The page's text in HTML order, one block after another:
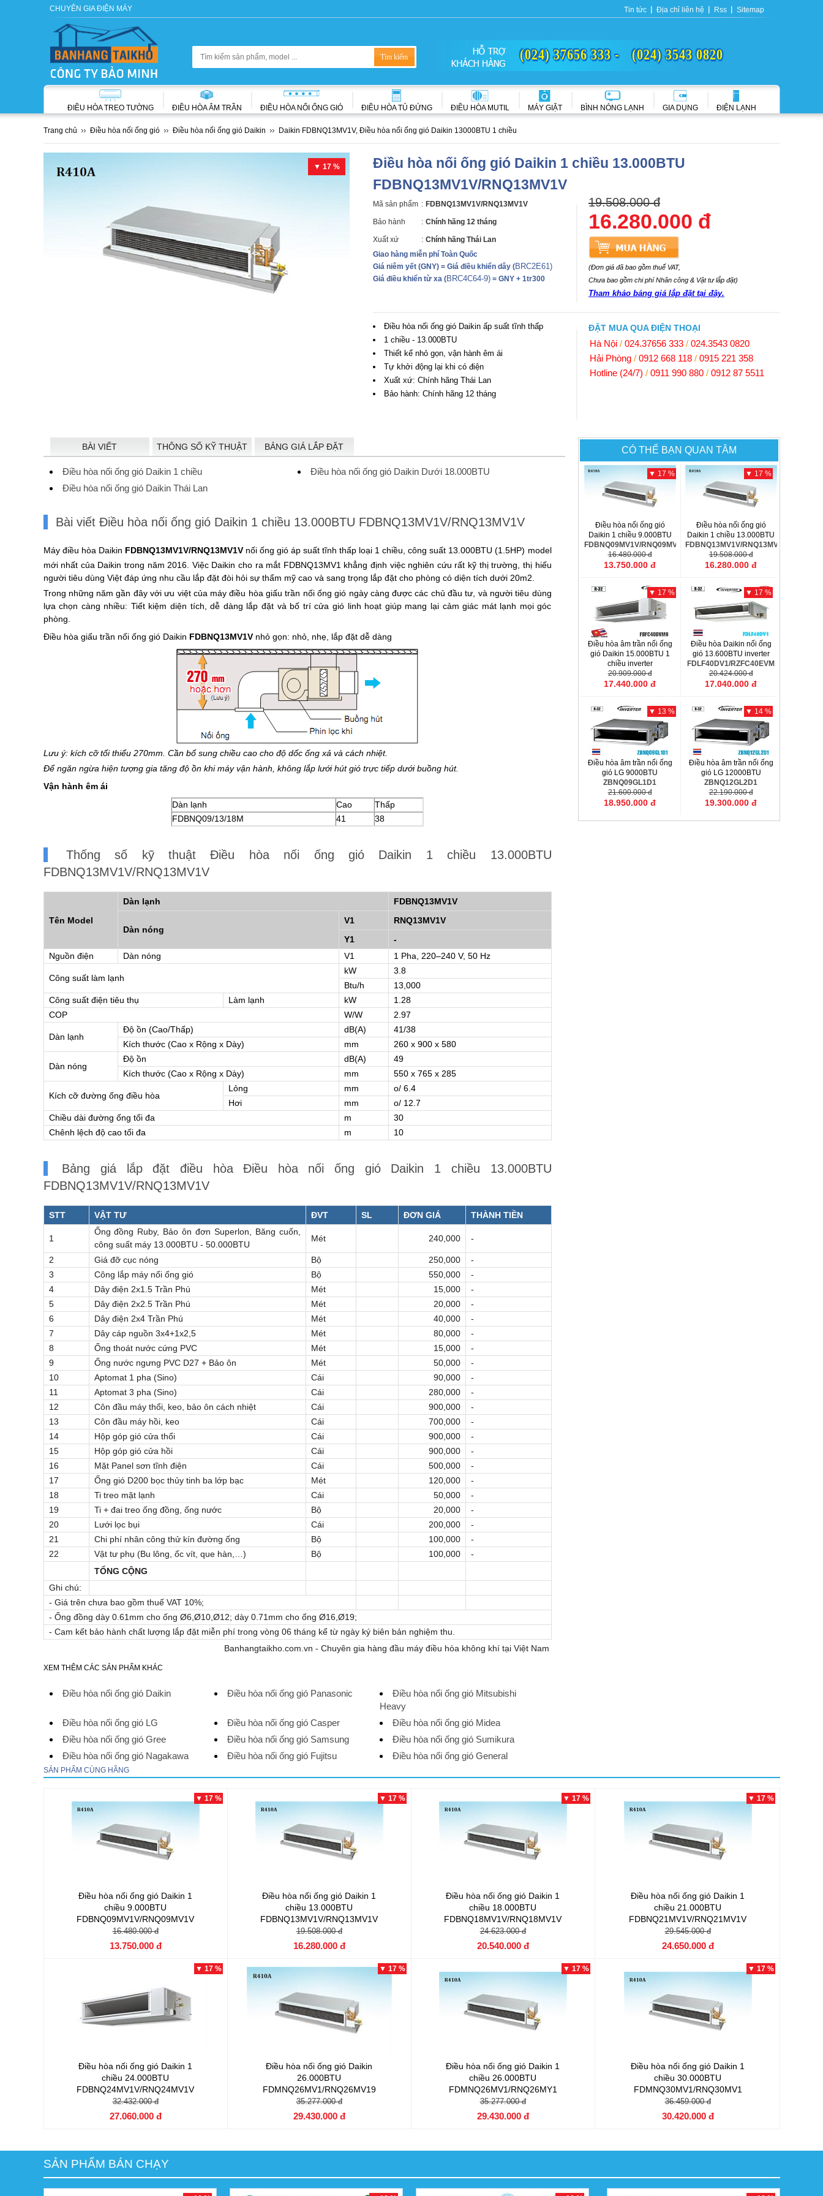
CHUYÊN GIA ĐIỆN MÁY Tin tức Địa chỉ liên hệ Rss Sitemap
(024) 37656 333 - (024) 3543 0820
ĐIỀU HÒA TREO TƯỜNG ĐIỀU HÒA ÂM TRẦN ĐIỀU HÒA NỐI ỐNG GIÓ ĐIỀU HÒA TỦ ĐỨNG ĐIỀU HÒA MUTIL MÁY GIẶT BÌNH NÓNG LẠNH GIA DỤNG ĐIỆN LẠNH
Trang chủ Điều hòa nối ống gió Điều hòa nối ống gió Daikin Daikin FDBNQ13MV1V, Điều hòa nối ống gió Daikin 13000BTU 1 chiều
▼ 17 %
Điều hòa nối ống gió Daikin 1 chiều 13.000BTU
FDBNQ13MV1V/RNQ13MV1V
Mã sản phẩm : FDBNQ13MV1V/RNQ13MV1V
Bảo hành : Chính hãng 12 tháng
Xuất xứ : Chính hãng Thái Lan
Giao hàng miễn phí Toàn Quốc
Giá niêm yết (GNY) = Giá điều khiển dây (BRC2E61)
Giá điều khiển từ xa (BRC4C64-9)= GNY + 1tr300
19.508.000 đ
16.280.000 đ
(Đơn giá đã bao gồm thuế VAT,
Chưa bao gồm chi phí Nhân công & Vật tư lắp đặt)
Tham khảo bảng giá lắp đặt tại đây.
Điều hòa nối ống gió Daikin ấp suất tĩnh thấp
1 chiều - 13.000BTU
Thiết kế nhỏ gọn, vận hành êm ái
Tự khởi động lại khi có điện
Xuất xứ: Chính hãng Thái Lan
Bảo hành: Chính hãng 12 tháng
ĐẶT MUA QUA ĐIỆN THOẠI
Hà Nội / 024.37656 333 / 024.3543 0820
Hải Phòng / 0912 668 118 / 0915 221 358
Hotline (24/7) / 0911 990 880 / 0912 87 5511
BÀI VIẾT THÔNG SỐ KỸ THUẬT BẢNG GIÁ LẮP ĐẶT
Điều hòa nối ống gió Daikin 1 chiều
Điều hòa nối ống gió Daikin Dưới 18.000BTU
Điều hòa nối ống gió Daikin Thái Lan
Bài viết Điều hòa nối ống gió Daikin 1 chiều 13.000BTU FDBNQ13MV1V/RNQ13MV1V
Máy điều hòa Daikin FDBNQ13MV1V/RNQ13MV1Vnối ống gió áp suất tĩnh thấp loại 1 chiều, công suất 13.000BTU (1.5HP) model
mới nhất của Daikin trong năm 2016. Việc Daikin cho ra mắt FDBNQ13MV1 khẳng định việc nghiên cứu rất kỹ thị trường, thị hiếu
người tiêu dùng Việt đáp ứng nhu cầu lắp đặt đòi hỏi sự thẩm mỹ cao và sang trọng lắp đặt cho phòng có diện tích dưới 20m2.
Trong những năm gần đây với ưu việt của máy điều hòa giấu trần nối ống gió ngày càng được các chủ đầu tư, và người tiêu dùng
lựa chọn càng nhiều: Tiết kiệm diện tích, dễ dàng lắp đặt và bố trí cửa gió linh hoạt giúp mang lại cảm giác mát lạnh mọi góc
phòng.
Điều hòa giấu trần nối ống gió Daikin FDBNQ13MV1V nhỏ gọn: nhỏ, nhẹ, lắp đặt dễ dàng
Lưu ý: kích cỡ tối thiểu 270mm. Cần bổ sung chiều cao cho độ dốc ống xả và cách nhiệt.
Để ngăn ngừa hiện tượng gia tăng độ ồn khi máy vận hành, không lắp lưới hút gió trực tiếp dưới buồng hút.
Vận hành êm ái
Dàn lạnh
Cao
Thấp
FDBNQ09/13/18M
41 38
Thống số kỹ thuật Điều hòa nối ống gió Daikin 1 chiều 13.000BTU
FDBNQ13MV1V/RNQ13MV1V
Tên Model
Dàn lạnh FDBNQ13MV1V
Dàn nóng
V1
RNQ13MV1V
Y1
-
Nguồn điện
Dàn nóng V1 1 Pha, 220–240 V, 50 Hz
Công suất làm lạnh
kW
3.8
Btu/h
13,000
Công suất điện tiêu thụ
Làm lạnh kW
1.28
COP
W/W 2.97
Dàn lạnh
Độ ồn (Cao/Thấp) dB(A)
41/38
Kích thước (Cao x Rộng x Dày)
mm 260 x 900 x 580
Dàn nóng
Độ ồn dB(A)
49
Kích thước (Cao x Rộng x Dày)
mm 550 x 765 x 285
Kích cỡ đường ống điều hòa
Lỏng mm
o/ 6.4
Hơi
mm
o/ 12.7
Chiều dài đường ống tối đa
m
30
Chênh lệch độ cao tối đa
m 10
Bảng giá lắp đặt điều hòa Điều hòa nối ống gió Daikin 1 chiều 13.000BTU
FDBNQ13MV1V/RNQ13MV1V
STT VẬT TƯ ĐVT SL ĐƠN GIÁ THÀNH TIỀN
1
Ống đồng Ruby, Bảo ôn đơn Superlon, Băng cuốn,
công suất máy 13.000BTU - 50.000BTU
Mét 240,000 -
2 Giá đỡ cục nóng Bộ 250,000
-
3
Công lắp máy nối ống gió Bộ 550,000
-
4
Dây điện 2x1.5 Trần Phú Mét 15,000
-
5
Dây điện 2x2.5 Trần Phú Mét 20,000
-
6
Dây điện 2x4 Trần Phú Mét 40,000
-
7
Dây cáp nguồn 3x4+1x2,5 Mét 80,000
-
8
Ống thoát nước cứng PVC Mét 15,000
-
9
Ống nước ngưng PVC D27 + Bảo ôn Mét 50,000
-
10
Aptomat 1 pha (Sino) Cái 90,000
-
11
Aptomat 3 pha (Sino) Cái 280,000
-
12
Côn đầu máy thổi, keo, bảo ôn cách nhiệt Cái 900,000
-
13
Côn đầu máy hồi, keo Cái 700,000
-
14
Hộp góp gió cửa thổi Cái 900,000
-
15
Hộp góp gió cửa hồi Cái 900,000
-
16
Mặt Panel sơn tĩnh điện Cái 500,000
-
17
Ống gió D200 bọc thủy tinh ba lớp bạc Mét 120,000
-
18
Ti treo mặt lạnh Cái 50,000
-
19
Ti + đai treo ống đồng, ống nước Bộ 20,000
-
20
Lưới lọc bụi Cái 200,000
-
21
Chi phí nhân công thử kín đường ống Bộ 100,000
-
22
Vật tư phụ (Bu lông, ốc vít, que hàn,…) Bộ 100,000
-
TỔNG CỘNG
Ghi chú:
- Giá trên chưa bao gồm thuế VAT 10%;
- Ống đồng dày 0.61mm cho ống Ø6,Ø10,Ø12; dày 0.71mm cho ống Ø16,Ø19;
- Cam kết bảo hành chất lượng lắp đặt miễn phí trong vòng 06 tháng kể từ ngày ký biên bản nghiệm thu.
Banhangtaikho.com.vn - Chuyên gia hàng đầu máy điều hòa không khí tại Việt Nam
XEM THÊM CÁC SẢN PHẨM KHÁC
Điều hòa nối ống gió Daikin Điều hòa nối ống gió Panasonic
Điều hòa nối ống gió Mitsubishi
Heavy
Điều hòa nối ống gió LG
Điều hòa nối ống gió Casper
Điều hòa nối ống gió Midea
Điều hòa nối ống gió Gree
Điều hòa nối ống gió Samsung
Điều hòa nối ống gió Sumikura
Điều hòa nối ống gió Nagakawa
Điều hòa nối ống gió Fujitsu Điều hòa nối ống gió General
CÓ THỂ BẠN QUAN TÂM
▼ 17 %
Điều hòa nối ống gió
Daikin 1 chiều 9.000BTU
FDBNQ09MV1V/RNQ09MV1V
16.480.000 đ
13.750.000 đ
▼ 17 %
Điều hòa nối ống gió
Daikin 1 chiều 13.000BTU
FDBNQ13MV1V/RNQ13MV1V
19.508.000 đ
16.280.000 đ
▼ 17 %
Điều hòa âm trần nối ống
gió Daikin 15.000BTU 1
chiều inverter
FBFC40DVM9/RZFC40EVM
20.909.000 đ
17.440.000 đ
▼ 17 %
Điều hòa Daikin nối ống
gió 13.600BTU inverter
FDLF40DV1/RZFC40EVM
20.424.000 đ
17.040.000 đ
▼ 13 %
Điều hòa âm trần nối ống
gió LG 9000BTU
ZBNQ09GL1D1
21.600.000 đ
18.950.000 đ
▼ 14 %
Điều hòa âm trần nối ống
gió LG 12000BTU
ZBNQ12GL2D1
22.190.000 đ
19.300.000 đ
SẢN PHẨM CÙNG HÃNG
▼ 17 %
Điều hòa nối ống gió Daikin 1
chiều 9.000BTU
FDBNQ09MV1V/RNQ09MV1V
16.480.000 đ
13.750.000 đ
▼ 17 %
Điều hòa nối ống gió Daikin 1
chiều 13.000BTU
FDBNQ13MV1V/RNQ13MV1V
19.508.000 đ
16.280.000 đ
▼ 17 %
Điều hòa nối ống gió Daikin 1
chiều 18.000BTU
FDBNQ18MV1V/RNQ18MV1V
24.623.000 đ
20.540.000 đ
▼ 17 %
Điều hòa nối ống gió Daikin 1
chiều 21.000BTU
FDBNQ21MV1V/RNQ21MV1V
29.545.000 đ
24.650.000 đ
▼ 17 %
Điều hòa nối ống gió Daikin 1
chiều 24.000BTU
FDBNQ24MV1V/RNQ24MV1V
32.432.000 đ
27.060.000 đ
▼ 17 %
Điều hòa nối ống gió Daikin
26.000BTU
FDMNQ26MV1/RNQ26MV19
35.277.000 đ
29.430.000 đ
▼ 17 %
Điều hòa nối ống gió Daikin 1
chiều 26.000BTU
FDMNQ26MV1/RNQ26MY1
35.277.000 đ
29.430.000 đ
▼ 17 %
Điều hòa nối ống gió Daikin 1
chiều 30.000BTU
FDMNQ30MV1/RNQ30MV1
36.459.000 đ
30.420.000 đ
SẢN PHẨM BÁN CHẠY